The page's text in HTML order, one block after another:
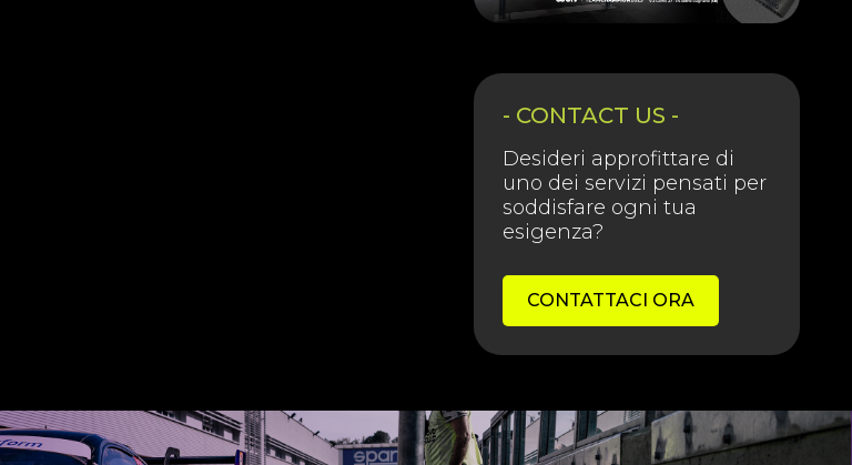
- CONTACT US -
Desideri approfittare di
uno dei servizi pensati per
soddisfare ogni tua
esigenza?
CONTATTACI ORA